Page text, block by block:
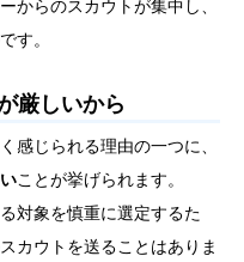
からのスカウトが集中し、
す。
厳しいから
感じられる理由の一つに、
ことが挙げられます。
対象を慎重に選定するた
カウトを送ることはありま